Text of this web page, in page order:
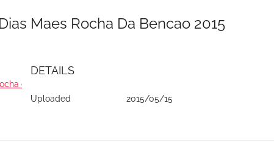
Maes Rocha Da Bencao 2015
da Bênção
DETAILS
Uploaded 2015/05/15